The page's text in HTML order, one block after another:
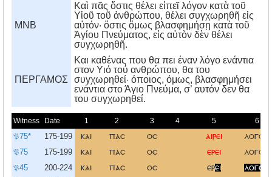
MNB
Καὶ πᾶς ὅστις θέλει εἰπεῖ λόγον κατὰ τοῦ
Υἱοῦ τοῦ ἀνθρώπου, θέλει συγχωρηθῆ εἰς
αὐτόν· ὅστις ὅμως βλασφημήσῃ κατὰ τοῦ
Ἁγίου Πνεύματος, εἰς αὐτὸν δὲν θέλει
συγχωρηθῆ.
ΠΕΡΓΑΜΟΣ
Kαι καθένας που θα πει έναν λόγο ενάντια
στον Yιό τού ανθρώπου, θα του
συγχωρηθεί· όποιος, όμως, βλασφημήσει
ενάντια στο Άγιο Πνεύμα, σ’ αυτόν δεν θα
του συγχωρηθεί.
Witness Date 1 2 3 4 5 6
𝔓75* 175-199 και πασ οσ αιρει λογον
𝔓75 175-199 και πασ οσ ερει λογον
𝔓45 200-224 και πασ οσ ερει λογον